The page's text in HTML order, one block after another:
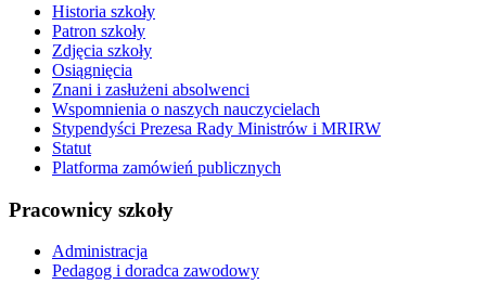
Historia szkoły
Patron szkoły
Zdjęcia szkoły
Osiągnięcia
Znani i zasłużeni absolwenci
Wspomnienia o naszych nauczycielach
Stypendyści Prezesa Rady Ministrów i MRIRW
Statut
Platforma zamówień publicznych
Pracownicy szkoły
Administracja
Pedagog i doradca zawodowy